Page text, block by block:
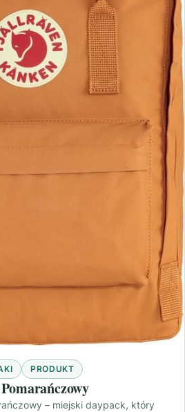
PRODUKT
– miejski daypack, który